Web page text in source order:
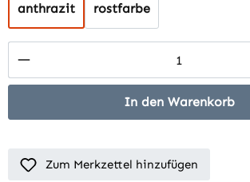
anthrazit rostfarbe
Produkt Anzahl: Gib den
In den Warenkorb
Zum Merkzettel hinzufügen